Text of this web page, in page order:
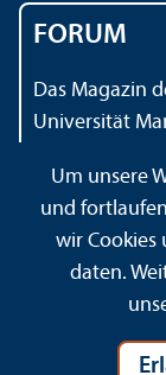
FORUM
Das Magazin
Universität
Kontakt
Um unsere
und
wir
daten.